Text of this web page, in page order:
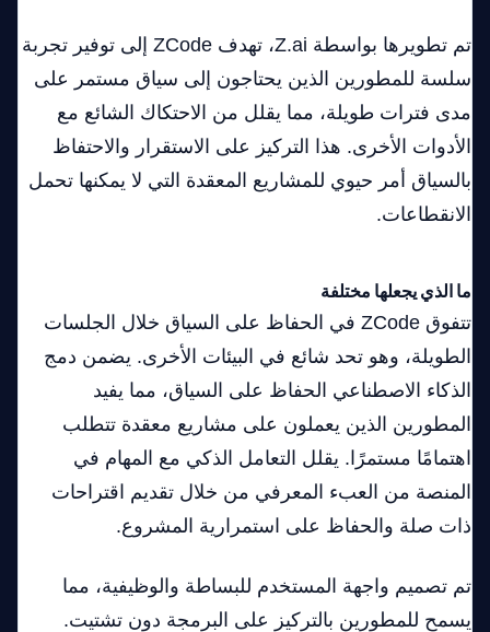
تم تطويرها بواسطة Z.ai، تهدف ZCode إلى توفير تجربة
سلسة للمطورين الذين يحتاجون إلى سياق مستمر على
مدى فترات طويلة، مما يقلل من الاحتكاك الشائع مع
الأدوات الأخرى. هذا التركيز على الاستقرار والاحتفاظ
بالسياق أمر حيوي للمشاريع المعقدة التي لا يمكنها تحمل
الانقطاعات.
ما الذي يجعلها مختلفة
تتفوق ZCode في الحفاظ على السياق خلال الجلسات
الطويلة، وهو تحد شائع في البيئات الأخرى. يضمن دمج
الذكاء الاصطناعي الحفاظ على السياق، مما يفيد
المطورين الذين يعملون على مشاريع معقدة تتطلب
اهتمامًا مستمرًا. يقلل التعامل الذكي مع المهام في
المنصة من العبء المعرفي من خلال تقديم اقتراحات
ذات صلة والحفاظ على استمرارية المشروع.
تم تصميم واجهة المستخدم للبساطة والوظيفية، مما
يسمح للمطورين بالتركيز على البرمجة دون تشتيت.